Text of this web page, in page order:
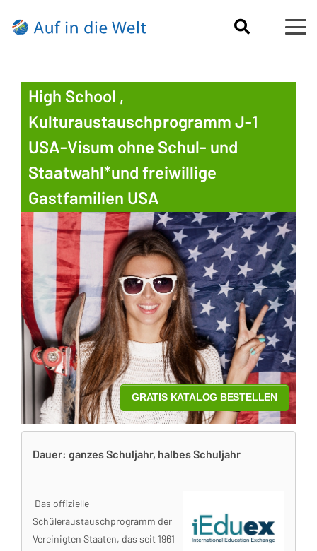
High School ,
Kulturaustauschprogramm J-1
USA-Visum ohne Schul- und
Staatwahl*und freiwillige
Gastfamilien USA
Dauer: ganzes Schuljahr, halbes Schuljahr
Das offizielle
Schüleraustauschprogramm der
Vereinigten Staaten, das seit 1961